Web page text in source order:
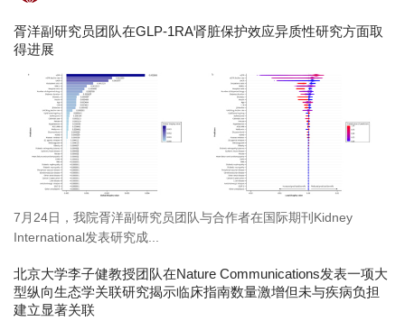
胥洋副研究员团队在GLP-1RA肾脏保护效应异质性研究方面取
得进展
7月24日，我院胥洋副研究员团队与合作者在国际期刊Kidney
International发表研究成...
北京大学李子健教授团队在Nature Communications发表一项大
型纵向生态学关联研究揭示临床指南数量激增但未与疾病负担
建立显著关联